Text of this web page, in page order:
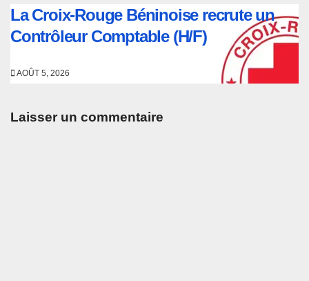
La Croix-Rouge Béninoise recrute un
Contrôleur Comptable (H/F)
AOÛT 5, 2026
Laisser un commentaire